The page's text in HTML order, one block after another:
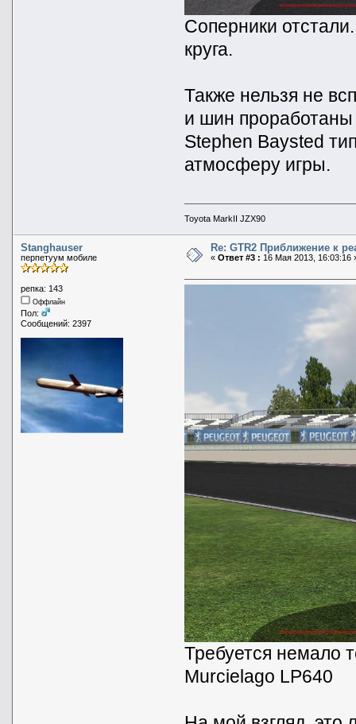
Соперники
круга.
Также нельзя не
и шин проработаны
Stephen Baysted
атмосферу игры.
Toyota MarkII JZX90
Stanghauser
перпетуум мобиле
репка: 143
Оффлайн
Пол:
Сообщений: 2397
Re: GTR2 Приближение к
« Ответ #3 : 16 Мая 2013, 16:03:16
Требуется немало
Murcielago LP640